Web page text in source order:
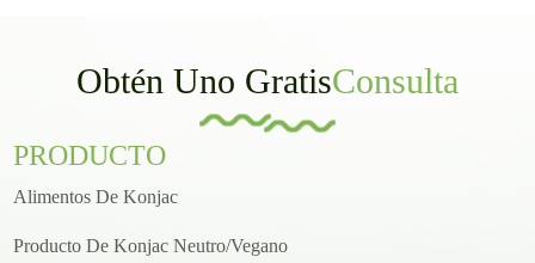
Obtén Uno GratisConsulta
PRODUCTO
Alimentos De Konjac
Producto De Konjac Neutro/vegano